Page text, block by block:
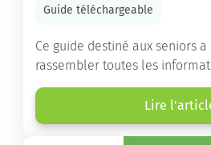
Guide téléchargeable
Ce guide destiné aux seniors
rassembler toutes les
choisir la résidence services
Lire